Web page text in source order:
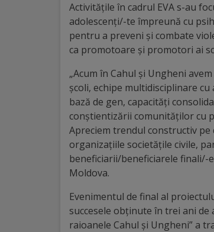
Organigrama
Aparatul
primăriei
Regulamentul
funcționare
Integritate
calitate
Activitățile în cadrul EVA s-au
adolescenți/-te împreună cu
pentru a preveni și combate
ca promotoare și promotori ai
„Acum în Cahul și Ungheni
școli, echipe multidisciplinare
bază de gen, capacități
conștientizării comunităților cu
Apreciem trendul constructiv
organizațiile societățile civile,
beneficiarii/beneficiarele finali/-
Moldova.
Evenimentul de final al
succesele obținute în trei ani de
raioanele Cahul și Ungheni” a